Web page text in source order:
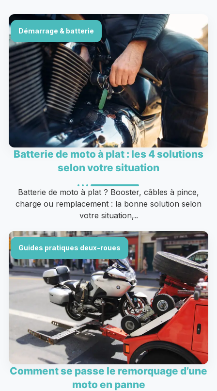
Démarrage & batterie
Batterie de moto à plat : les 4 solutions
selon votre situation
Batterie de moto à plat ? Booster, câbles à pince,
charge ou remplacement : la bonne solution selon
votre situation,..
Guides pratiques deux-roues
Comment se passe le remorquage d’une
moto en panne